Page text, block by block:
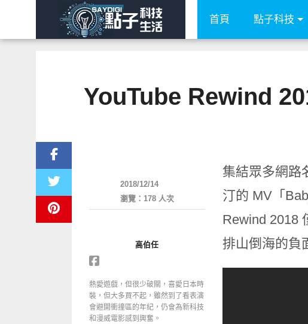
首頁 點子科技
YouTube Rewind
集結眾多網路
汀的 MV「
Rewind 2018
排山倒海的負
2018/12/14
瀏覽：178 人次
高伯任
熱愛遊戲，但很少破關，喜愛日本時
裝，但大多買不起，雖然到了看表演
會避開衝撞區的年紀，仍會為新科技
和漫威電影感到興奮。